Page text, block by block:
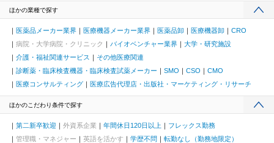
ほかの業種で探す
医薬品メーカー業界 医療機器メーカー業界 医薬品卸 医療機器卸
CRO
病院・大学病院・クリニック
バイオベンチャー業界
大学・研究施設
介護・福祉関連サービス
その他医療関連
診断薬・臨床検査機器・臨床検査試薬メーカー
SMO CSO
CMO
医療コンサルティング
医療広告代理店・出版社・マーケティング・リサーチ
ほかのこだわり条件で探す
第二新卒歓迎 外資系企業 年間休日120日以上
フレックス勤務
管理職・マネジャー
英語を活かす 学歴不問
転勤なし（勤務地限定）